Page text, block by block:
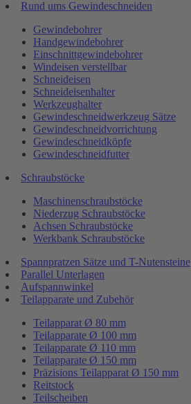
Rund ums Gewindeschneiden
Gewindebohrer
Handgewindebohrer
Einschnittgewindebohrer
Windeisen verstellbar
Schneideisen
Schneideisenhalter
Werkzeughalter
Gewindeschneidwerkzeug Sätze
Gewindeschneidvorrichtung
Gewindeschneidköpfe
Gewindeschneidfutter
Schraubstöcke
Maschinenschraubstöcke
Niederzug Schraubstöcke
Achsen Schraubstöcke
Werkbank Schraubstöcke
Spannpratzen Sätze und T-Nutensteine
Parallel Unterlagen
Aufspannwinkel
Teilapparate und Zubehör
Teilapparat Ø 80 mm
Teilapparate Ø 100 mm
Teilapparate Ø 110 mm
Teilapparate Ø 150 mm
Präzisions Teilapparat Ø 150 mm
Reitstock
Teilscheiben